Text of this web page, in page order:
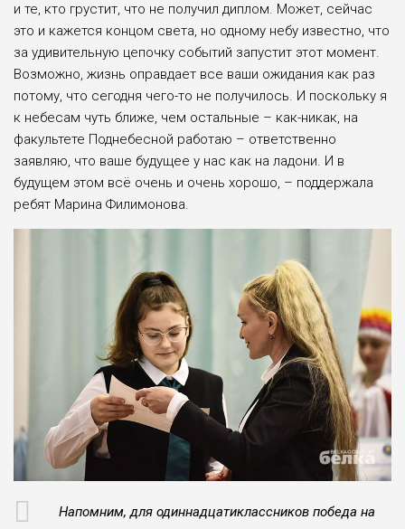
и те, кто грустит, что не получил диплом. Может, сейчас
это и кажется концом света, но одному небу известно, что
за удивительную цепочку событий запустит этот момент.
Возможно, жизнь оправдает все ваши ожидания как раз
потому, что сегодня чего-то не получилось. И поскольку я
к небесам чуть ближе, чем остальные – как-никак, на
факультете Поднебесной работаю – ответственно
заявляю, что ваше будущее у нас как на ладони. И в
будущем этом всё очень и очень хорошо, – поддержала
ребят Марина Филимонова.
Напомним, для одиннадцатиклассников победа на